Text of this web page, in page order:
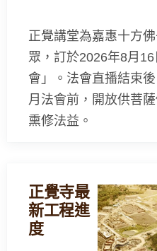
正覺講堂為嘉惠十方
眾，訂於2026年8月
會」。法會直播結束
月法會前，開放供菩
熏修法益。
正覺寺最
新工程進
度